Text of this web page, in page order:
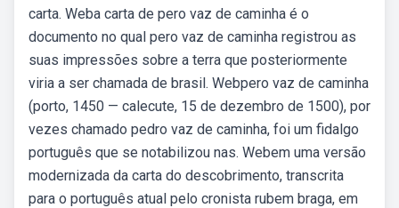
carta. Weba carta de pero vaz de caminha é o
documento no qual pero vaz de caminha registrou as
suas impressões sobre a terra que posteriormente
viria a ser chamada de brasil. Webpero vaz de caminha
(porto, 1450 — calecute, 15 de dezembro de 1500), por
vezes chamado pedro vaz de caminha, foi um fidalgo
português que se notabilizou nas. Webem uma versão
modernizada da carta do descobrimento, transcrita
para o português atual pelo cronista rubem braga, em